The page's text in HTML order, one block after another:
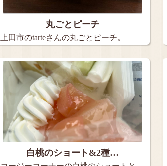
丸ごとピーチ
上田市のtarteさんの丸ごとピーチ。
白桃のショート&2種…